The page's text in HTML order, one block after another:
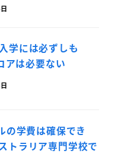
学には必ずしも
アは必要ない
の学費は確保でき
トラリア専門学校で